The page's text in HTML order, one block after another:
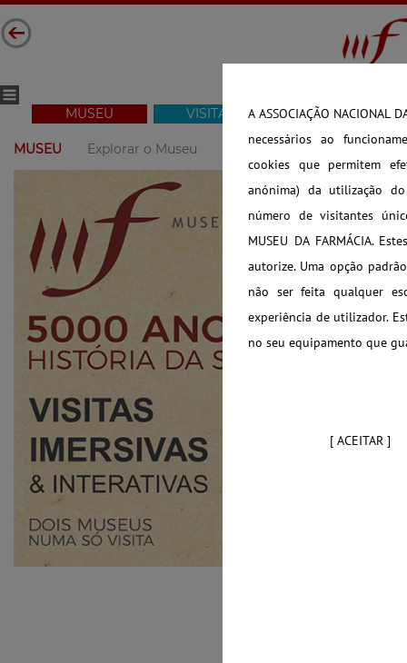
MUSEU VISITAR COLEÇÃO
A ASSOCIAÇÃO NACIONAL
necessários ao
cookies que permitem
anónima) da utilização do
número de visitantes
MUSEU DA FARMÁCIA.
autorize. Uma opção
não ser feita qualquer
experiência de utilizador.
no seu equipamento que
[ ACEITAR ]
MUSEU Explorar o Museu Visitas 360º Visita Virtual